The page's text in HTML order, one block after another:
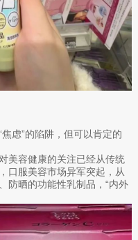
虑”的陷阱，但可以肯定的
美容健康的关注已经从传统
口服美容市场异军突起，从
防晒的功能性乳制品，“内外